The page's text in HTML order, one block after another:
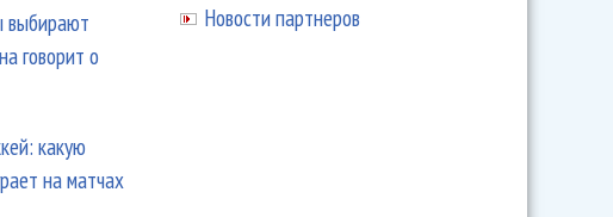
выбирают
говорит о
какую
на матчах
Новости партнеров